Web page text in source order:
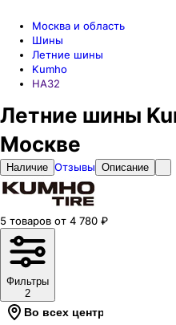
Москва и область
Шины
Летние шины
Kumho
HA32
Летние шины
Москве
Наличие Отзывы Описание
5 товаров от 4 780 ₽
Фильтры
2
Во всех центрах